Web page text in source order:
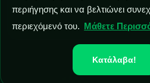
περιήγησης και να βελτιώνει
περιεχόμενό του. Μάθετε
Κατάλαβα!